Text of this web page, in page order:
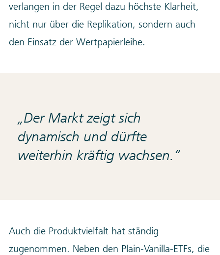
verlangen in der Regel dazu höchste Klarheit,
nicht nur über die Replikation, sondern auch
den Einsatz der Wertpapierleihe.
Der Markt zeigt sich
dynamisch und dürfte
weiterhin kräftig wachsen.
Auch die Produktvielfalt hat ständig
zugenommen. Neben den Plain-Vanilla-ETFs, die